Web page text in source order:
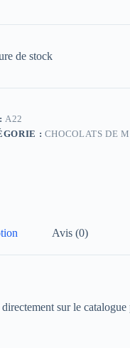
de stock
A22
: CHOCOLATS DE
Avis (0)
sur le catalogue